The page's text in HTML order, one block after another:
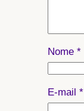
Nome *
E-mail *